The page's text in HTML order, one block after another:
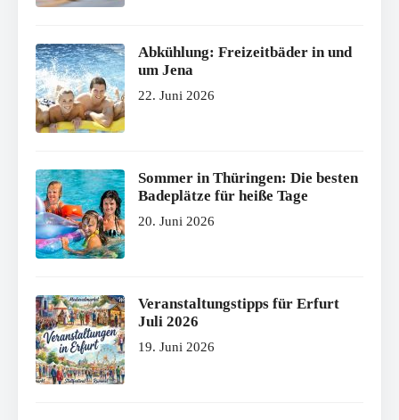
Abkühlung: Freizeitbäder in und
um Jena
22. Juni 2026
Sommer in Thüringen: Die besten
Badeplätze für heiße Tage
20. Juni 2026
Veranstaltungstipps für Erfurt
Juli 2026
19. Juni 2026